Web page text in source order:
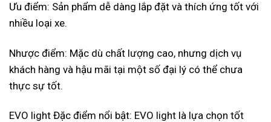
Ưu điểm: Sản phẩm dễ dàng lắp đặt và thích ứng tốt với
nhiều loại xe.
Nhược điểm: Mặc dù chất lượng cao, nhưng dịch vụ
khách hàng và hậu mãi tại một số đại lý có thể chưa
thực sự tốt.
EVO light Đặc điểm nổi bật: EVO light là lựa chọn tốt